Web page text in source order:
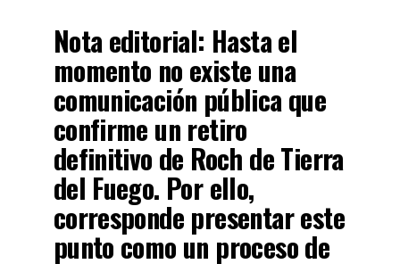
Nota editorial: Hasta el
momento no existe una
comunicación pública que
confirme un retiro
definitivo de Roch de Tierra
del Fuego. Por ello,
corresponde presentar este
punto como un proceso de